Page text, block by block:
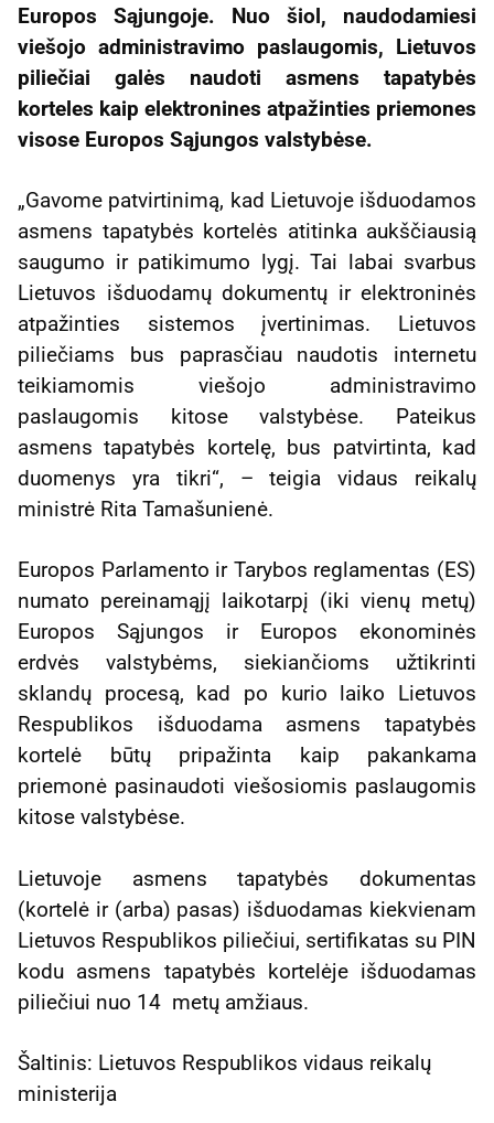
Europos Sąjungoje. Nuo šiol, naudodamiesi
viešojo administravimo paslaugomis, Lietuvos
piliečiai galės naudoti asmens tapatybės
korteles kaip elektronines atpažinties priemones
visose Europos Sąjungos valstybėse.
„Gavome patvirtinimą, kad Lietuvoje išduodamos
asmens tapatybės kortelės atitinka aukščiausią
saugumo ir patikimumo lygį. Tai labai svarbus
Lietuvos išduodamų dokumentų ir elektroninės
atpažinties sistemos įvertinimas. Lietuvos
piliečiams bus paprasčiau naudotis internetu
teikiamomis viešojo administravimo
paslaugomis kitose valstybėse. Pateikus
asmens tapatybės kortelę, bus patvirtinta, kad
duomenys yra tikri“, – teigia vidaus reikalų
ministrė Rita Tamašunienė.
Europos Parlamento ir Tarybos reglamentas (ES)
numato pereinamąjį laikotarpį (iki vienų metų)
Europos Sąjungos ir Europos ekonominės
erdvės valstybėms, siekiančioms užtikrinti
sklandų procesą, kad po kurio laiko Lietuvos
Respublikos išduodama asmens tapatybės
kortelė būtų pripažinta kaip pakankama
priemonė pasinaudoti viešosiomis paslaugomis
kitose valstybėse.
Lietuvoje asmens tapatybės dokumentas
(kortelė ir (arba) pasas) išduodamas kiekvienam
Lietuvos Respublikos piliečiui, sertifikatas su PIN
kodu asmens tapatybės kortelėje išduodamas
piliečiui nuo 14 metų amžiaus.
Šaltinis: Lietuvos Respublikos vidaus reikalų
ministerija